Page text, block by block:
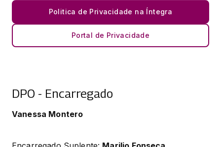
Portal de Privacidade
Politica de Privacidade na Íntegra
DPO - Encarregado
Vanessa Montero